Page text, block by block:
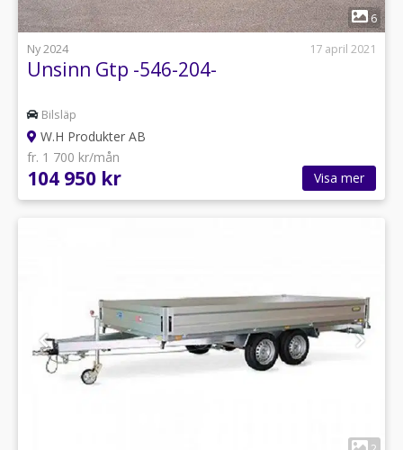
1
6
Ny 2024
17 april 2021
Unsinn Gtp -546-204-
Bilsläp
W.H Produkter AB
fr. 1 700 kr/mån
104 950 kr Visa mer